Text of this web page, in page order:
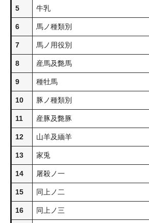
5 牛乳
6 馬ノ種類別
7 馬ノ用役別
8 産馬及斃馬
9 種牡馬
10 豚ノ種類別
11 産豚及斃豚
12 山羊及緬羊
13 家兎
14 屠殺ノ一
15 同上ノ二
16 同上ノ三